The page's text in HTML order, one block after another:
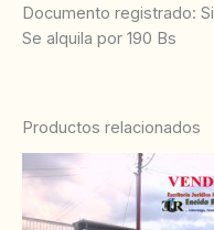
Documento registrado: Si
Se alquila por 190 Bs
Productos relacionados